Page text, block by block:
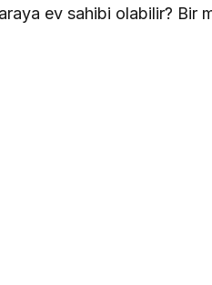
ev sahibi olabilir? Bir